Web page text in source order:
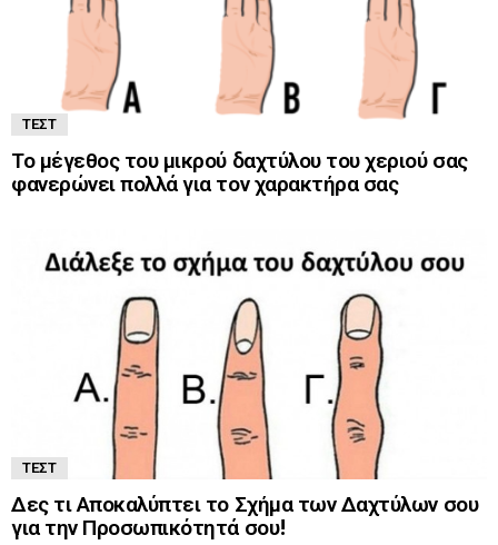
ΤΕΣΤ
Το μέγεθος του μικρού δαχτύλου του χεριού σας
φανερώνει πολλά για τον χαρακτήρα σας
ΤΕΣΤ
Δες τι Αποκαλύπτει το Σχήμα των Δαχτύλων σου
για την Προσωπικότητά σου!